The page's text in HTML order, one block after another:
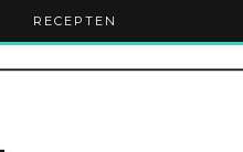
RECEPTEN